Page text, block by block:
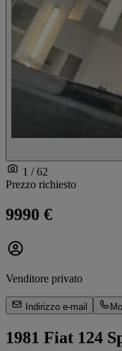
1 / 62
Prezzo richiesto
9990 €
Venditore privato
Indirizzo e-mail
1981 Fiat 124